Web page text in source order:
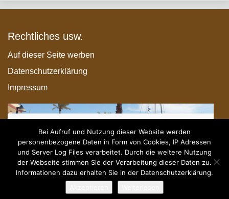
Rechtliches usw.
Auf dieser Seite werben
Datenschutzerklärung
Impressum
Bei Aufruf und Nutzung dieser Website werden
personenbezogene Daten in Form von Cookies, IP Adressen
und Server Log Files verarbeitet. Durch die weitere Nutzung
der Webseite stimmen Sie der Verarbeitung dieser Daten zu.
Informationen dazu erhalten Sie in der Datenschutzerklärung.